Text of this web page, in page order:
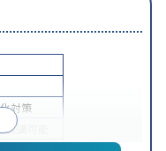
対策
講可能